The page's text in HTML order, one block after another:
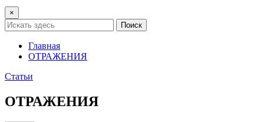
×
Поиск
Главная
ОТРАЖЕНИЯ
Статьи
ОТРАЖЕНИЯ